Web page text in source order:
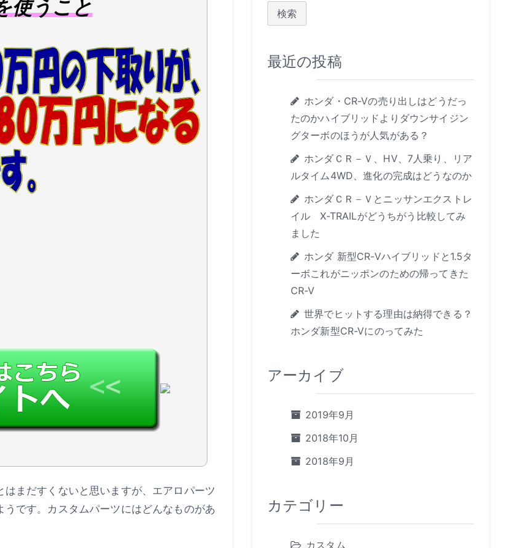
使うこと
まだすくないと思いますが、エアロパーツ
です。カスタムパーツにはどんなものがあ
最近の投稿
ホンダ・CR-Vの売り出しはどうだっ
たのかハイブリッドよりダウンサイジン
グターボのほうが人気がある？
ホンダＣＲ－Ｖ、HV、7人乗り、リア
ルタイム4WD、進化の完成はどうなのか
ホンダＣＲ－Ｖとニッサンエクストレ
イル X-TRAILがどうちがう比較してみ
ました
ホンダ 新型CR-Vハイブリッドと1.5タ
ーボこれがニッポンのための帰ってきた
CR-V
世界でヒットする理由は納得できる？
ホンダ新型CR-Vにのってみた
アーカイブ
2019年9月
2018年10月
2018年9月
カテゴリー
カスタム